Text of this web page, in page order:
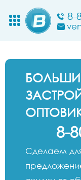
8-
8-
Сделаем